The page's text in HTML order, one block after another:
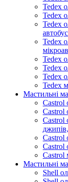
Tedex
Tedex
Tedex
Tedex
Tedex
Tedex
Tedex
Tedex
Мастильні
Castrol
Castrol
Castrol
Castrol
Castrol
Castrol
Мастильні
Shell